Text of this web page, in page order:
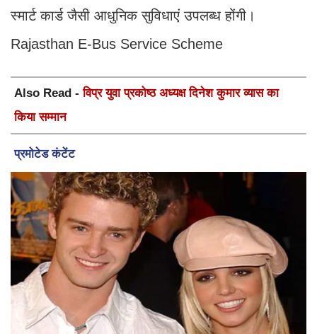
स्मार्ट कार्ड जैसी आधुनिक सुविधाएं उपलब्ध होंगी।
Rajasthan E-Bus Service Scheme
Also Read -विप्र युवा प्रकोष्ठ अध्यक्ष दिनेश कुमार व्यास का
किया सम्मान